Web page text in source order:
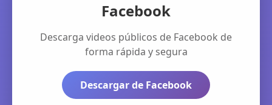
Facebook
Descarga videos públicos de Facebook de
forma rápida y segura
Descargar de Facebook